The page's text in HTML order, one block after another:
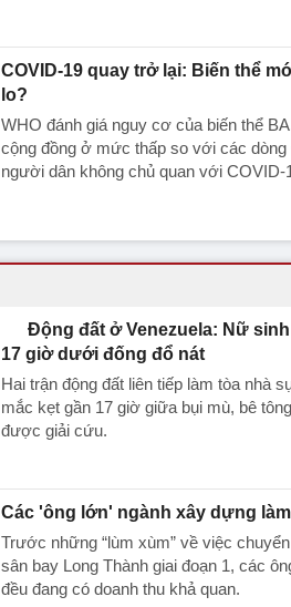
COVID-19 quay trở lại: Biến thể
lo?
WHO đánh giá nguy cơ của biến thể
cộng đồng ở mức thấp so với các
người dân không chủ quan với COVID-
Động đất ở Venezuela: Nữ
17 giờ dưới đống đổ nát
Hai trận động đất liên tiếp làm tòa nhà
mắc kẹt gần 17 giờ giữa bụi mù, bê
được giải cứu.
Các 'ông lớn' ngành xây dựng
Trước những “lùm xùm” về việc
sân bay Long Thành giai đoạn 1, các
đều đang có doanh thu khả quan.